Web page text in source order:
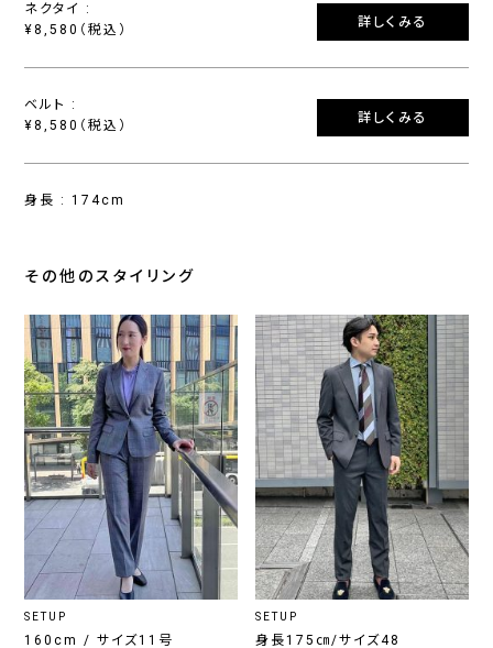
ネクタイ :
¥8,580（税込）
詳しくみる
ベルト :
¥8,580（税込）
詳しくみる
身長 : 174cm
その他のスタイリング
SETUP
160cm / サイズ11号
SETUP
身長175㎝/サイズ48